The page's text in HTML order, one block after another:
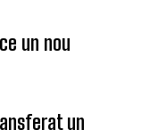
un nou
un